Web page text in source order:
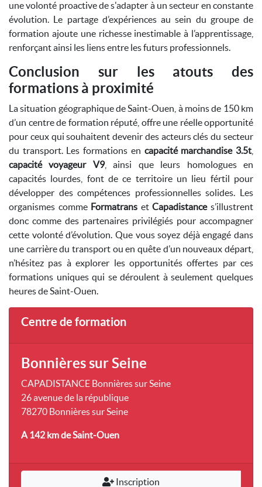
une volonté proactive de s'adapter à un secteur en constante
évolution. Le partage d’expériences au sein du groupe de
formation ajoute une richesse inestimable à l’apprentissage,
renforçant ainsi les liens entre les futurs professionnels.
Conclusion sur les atouts des
formations à proximité
La situation géographique de Saint-Ouen, à moins de 150 km
d’un centre de formation réputé, offre une réelle opportunité
pour ceux qui souhaitent devenir des acteurs clés du secteur
du transport. Les formations en capacité marchandise 3.5t
capacité voyageur V9, ainsi que leurs homologues en
capacités lourdes, font de ce territoire un lieu fértil pour
développer des compétences professionnelles solides. Les
organismes comme Formatrans etCapadistances’illustrent
donc comme des partenaires privilégiés pour accompagner
cette volonté d’évolution. Que vous soyez déjà engagé dans
une carrière du transport ou en quête d’un nouveaux départ,
n’hésitez pas à explorer les opportunités offertes par ces
formations uniques qui se déroulent à seulement quelques
heures de Saint-Ouen.
Centre de formation
Bonnières sur Seine
CAPADISTANCE Bonnières sur Seine
26 avenue de la république
78270 Bonnières sur Seine
A 142 kmde Saint-Ouen
Inscription